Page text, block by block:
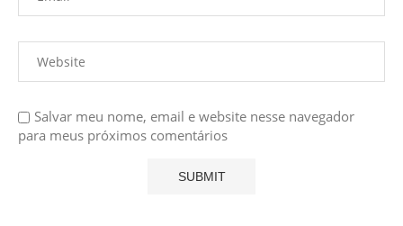
Salvar meu nome, email e website nesse navegador
para meus próximos comentários